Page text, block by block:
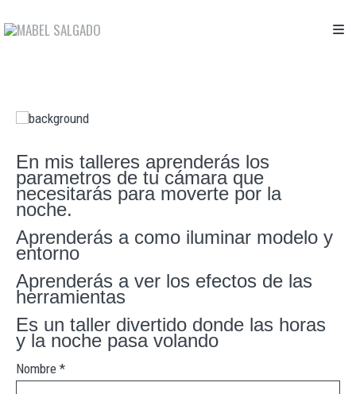
En mis talleres aprenderás los
parametros de tu cámara que
necesitarás para moverte por la
noche.
Aprenderás a como iluminar modelo y
entorno
Aprenderás a ver los efectos de las
herramientas
Es un taller divertido donde las horas
y la noche pasa volando
Nombre *